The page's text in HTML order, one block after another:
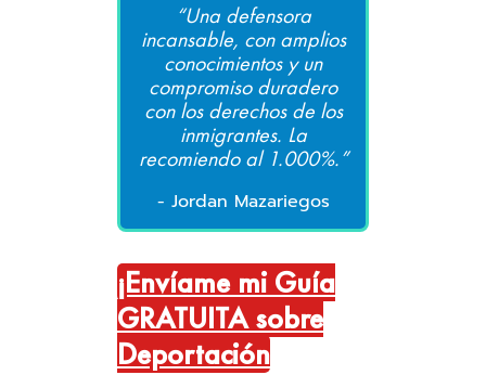
“Una defensora
incansable, con amplios
conocimientos y un
compromiso duradero
con los derechos de los
inmigrantes. La
recomiendo al 1.000%.”
- Jordan Mazariegos
¡Envíame mi Guía
GRATUITA sobre
Deportación